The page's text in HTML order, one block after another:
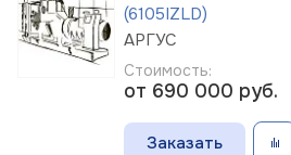
(6105IZLD)
АРГУС
Стоимость:
от 690 000 руб.
Заказать